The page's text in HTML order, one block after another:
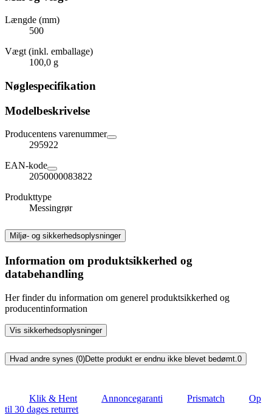
Længde (mm)
500
Vægt (inkl. emballage)
100,0 g
Nøglespecifikation
Modelbeskrivelse
Producentens varenummer
295922
EAN-kode
2050000083822
Produkttype
Messingrør
Miljø- og sikkerhedsoplysninger
Information om produktsikkerhed og
databehandling
Her finder du information om generel produktsikkerhed og
producentinformation
Vis sikkerhedsoplysninger
Hvad andre synes (0)Dette produkt er endnu ikke blevet bedømt. 0
Klik & Hent Annoncegaranti Prismatch
Op
til 30 dages returret